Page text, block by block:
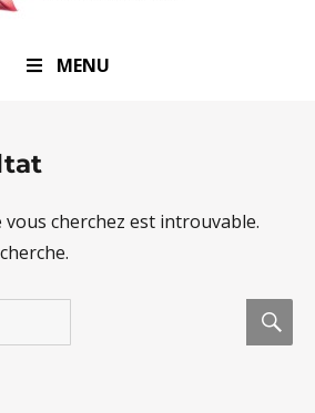
vous cherchez est introuvable.
MENU